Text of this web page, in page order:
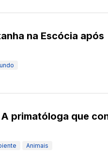
na Escócia após
primatóloga que
Animais